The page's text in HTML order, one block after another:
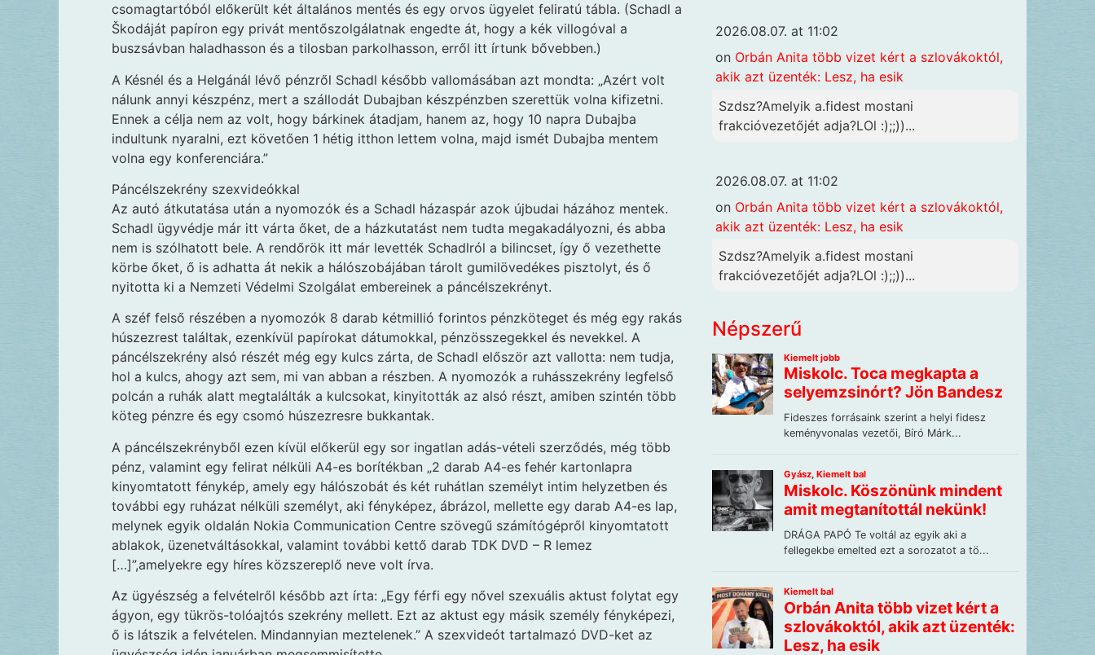
csomagtartóból előkerült két általános mentés és egy orvos ügyelet feliratú tábla. (Schadl a
Škodáját papíron egy privát mentőszolgálatnak engedte át, hogy a kék villogóval a
buszsávban haladhasson és a tilosban parkolhasson, erről itt írtunk bővebben.)
A Késnél és a Helgánál lévő pénzről Schadl később vallomásában azt mondta: „Azért volt
nálunk annyi készpénz, mert a szállodát Dubajban készpénzben szerettük volna kifizetni.
Ennek a célja nem az volt, hogy bárkinek átadjam, hanem az, hogy 10 napra Dubajba
indultunk nyaralni, ezt követően 1 hétig itthon lettem volna, majd ismét Dubajba mentem
volna egy konferenciára.”
Páncélszekrény szexvideókkal
Az autó átkutatása után a nyomozók és a Schadl házaspár azok újbudai házához mentek.
Schadl ügyvédje már itt várta őket, de a házkutatást nem tudta megakadályozni, és abba
nem is szólhatott bele. A rendőrök itt már levették Schadlról a bilincset, így ő vezethette
körbe őket, ő is adhatta át nekik a hálószobájában tárolt gumilövedékes pisztolyt, és ő
nyitotta ki a Nemzeti Védelmi Szolgálat embereinek a páncélszekrényt.
A széf felső részében a nyomozók 8 darab kétmillió forintos pénzköteget és még egy rakás
húszezrest találtak, ezenkívül papírokat dátumokkal, pénzösszegekkel és nevekkel. A
páncélszekrény alsó részét még egy kulcs zárta, de Schadl először azt vallotta: nem tudja,
hol a kulcs, ahogy azt sem, mi van abban a részben. A nyomozók a ruhásszekrény legfelső
polcán a ruhák alatt megtalálták a kulcsokat, kinyitották az alsó részt, amiben szintén több
köteg pénzre és egy csomó húszezresre bukkantak.
A páncélszekrényből ezen kívül előkerül egy sor ingatlan adás-vételi szerződés, még több
pénz, valamint egy felirat nélküli A4-es borítékban „2 darab A4-es fehér kartonlapra
kinyomtatott fénykép, amely egy hálószobát és két ruhátlan személyt intim helyzetben és
további egy ruházat nélküli személyt, aki fényképez, ábrázol, mellette egy darab A4-es lap,
melynek egyik oldalán Nokia Communication Centre szövegű számítógépről kinyomtatott
ablakok, üzenetváltásokkal, valamint további kettő darab TDK DVD – R lemez
[…]”,amelyekre egy híres közszereplő neve volt írva.
Az ügyészség a felvételről később azt írta: „Egy férfi egy nővel szexuális aktust folytat egy
ágyon, egy tükrös-tolóajtós szekrény mellett. Ezt az aktust egy másik személy fényképezi,
ő is látszik a felvételen. Mindannyian meztelenek.” A szexvideót tartalmazó DVD-ket az
2026.08.07. at 11:02
on Orbán Anita több vizet kért a szlovákoktól,
akik azt üzenték: Lesz, ha esik
Szdsz?Amelyik a.fidest mostani
frakcióvezetőjét adja?LOl :);;))...
2026.08.07. at 11:02
on Orbán Anita több vizet kért a szlovákoktól,
akik azt üzenték: Lesz, ha esik
Szdsz?Amelyik a.fidest mostani
frakcióvezetőjét adja?LOl :);;))...
Népszerű